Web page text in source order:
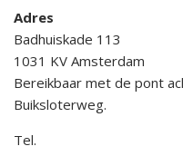
Adres
Badhuiskade 113
1031 KV Amsterdam
Bereikbaar met de pont
Buiksloterweg.
Tel.